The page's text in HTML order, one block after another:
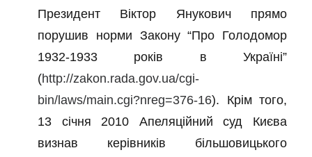
Президент Віктор Янукович прямо
порушив норми Закону “Про Голодомор
1932-1933 років в Україні”
(http://zakon.rada.gov.ua/cgi-
bin/laws/main.cgi?nreg=376-16). Крім того,
13 січня 2010 Апеляційний суд Києва
визнав керівників більшовицького